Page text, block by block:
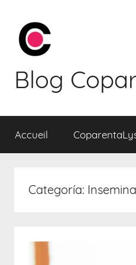
contenido
Blog
Accueil
Categoría: